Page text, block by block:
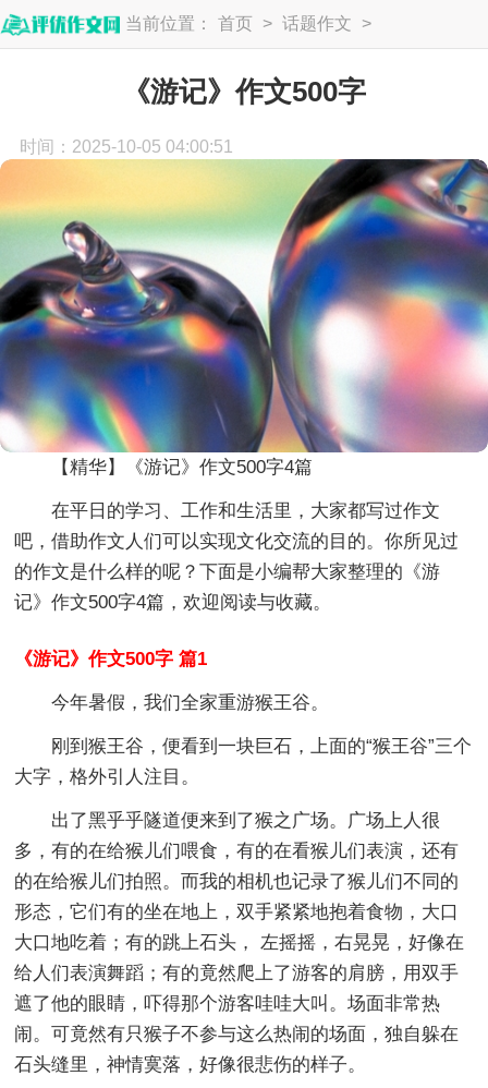
当前位置： 首页 > 话题作文 >
《游记》作文500字
时间：2025-10-05 04:00:51
【精华】《游记》作文500字4篇
在平日的学习、工作和生活里，大家都写过作文
吧，借助作文人们可以实现文化交流的目的。你所见过
的作文是什么样的呢？下面是小编帮大家整理的《游
记》作文500字4篇，欢迎阅读与收藏。
《游记》作文500字 篇1
今年暑假，我们全家重游猴王谷。
刚到猴王谷，便看到一块巨石，上面的“猴王谷”三个
大字，格外引人注目。
出了黑乎乎隧道便来到了猴之广场。广场上人很
多，有的在给猴儿们喂食，有的在看猴儿们表演，还有
的在给猴儿们拍照。而我的相机也记录了猴儿们不同的
形态，它们有的坐在地上，双手紧紧地抱着食物，大口
大口地吃着；有的跳上石头， 左摇摇，右晃晃，好像在
给人们表演舞蹈；有的竟然爬上了游客的肩膀，用双手
遮了他的眼睛，吓得那个游客哇哇大叫。场面非常热
闹。可竟然有只猴子不参与这么热闹的场面，独自躲在
石头缝里，神情寞落，好像很悲伤的样子。